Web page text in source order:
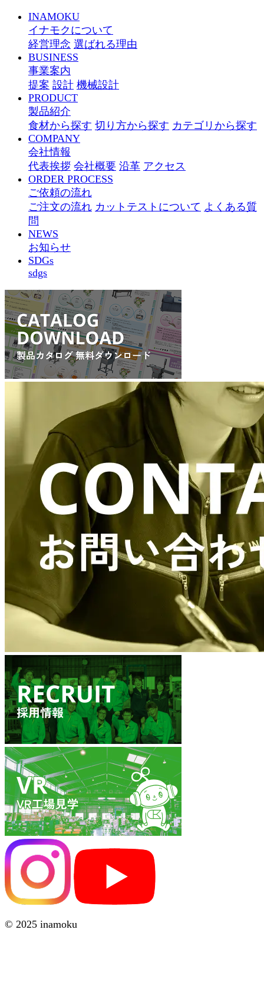
INAMOKU
イナモクについて
経営理念 選ばれる理由
BUSINESS
事業案内
提案 設計 機械設計
PRODUCT
製品紹介
食材から探す 切り方から探す カテゴリから探す
COMPANY
会社情報
代表挨拶 会社概要 沿革 アクセス
ORDER PROCESS
ご依頼の流れ
ご注文の流れ カットテストについて よくある質
問
NEWS
お知らせ
SDGs
sdgs
© 2025 inamoku